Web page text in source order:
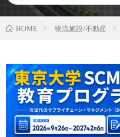
HOME 物流施設/不動産